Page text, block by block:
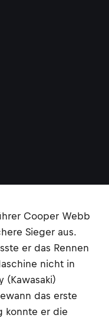
Cooper Webb
Sieger aus.
er das Rennen
nicht in
(Kawasaki)
das erste
konnte er die